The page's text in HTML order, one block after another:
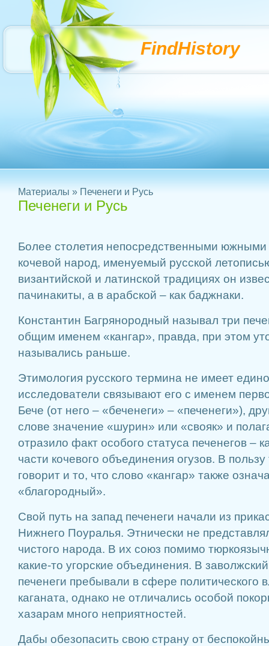
FindHistory
Материалы » Печенеги и Русь
Печенеги и Русь
Более столетия непосредственными
кочевой народ, именуемый русской
византийской и латинской традициях он
пачинакиты, а в арабской – как баджнаки.
Константин Багрянородный называл три
общим именем «кангар», правда, при этом
назывались раньше.
Этимология русского термина не имеет
исследователи связывают его с именем
Бече (от него – «беченеги» – «печенеги»),
слове значение «шурин» или «свояк» и
отразило факт особого статуса печенегов –
части кочевого объединения огузов. В
говорит и то, что слово «кангар» также
«благородный».
Свой путь на запад печенеги начали из
Нижнего Поуралья. Этнически не
чистого народа. В их союз помимо
какие-то угорские объединения. В
печенеги пребывали в сфере политического
каганата, однако не отличались особой
хазарам много неприятностей.
Дабы обезопасить свою страну от